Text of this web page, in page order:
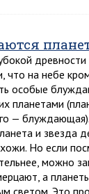
что на небе
особые
планетами
—
и звезда
Но если
можно
а
светом. Это